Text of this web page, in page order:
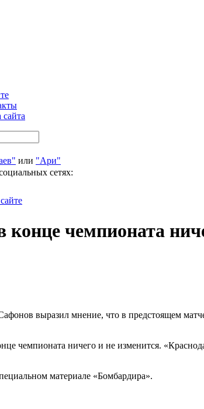
сайта
или "Ари"
сетях:
чемпионата
выразил мнение, что в предстоящем
чемпионата ничего и не изменится.
материале «Бомбардира».